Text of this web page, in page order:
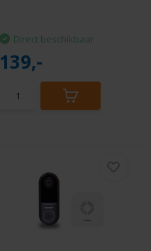
Direct beschikbaar
139,-